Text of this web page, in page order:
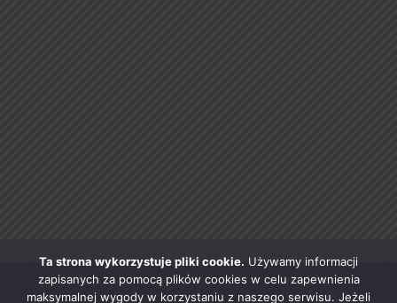
Ta strona wykorzystuje pliki cookie. Używamy informacji
zapisanych za pomocą plików cookies w celu zapewnienia
maksymalnej wygody w korzystaniu z naszego serwisu. Jeżeli